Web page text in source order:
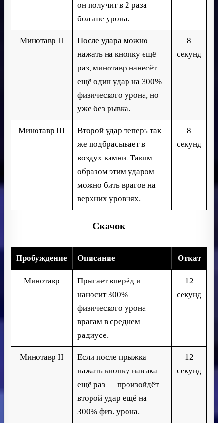
он получит в 2 раза
больше урона.
Минотавр II
После удара можно
нажать на кнопку ещё
раз, минотавр нанесёт
ещё один удар на 300%
физического урона, но
уже без рывка.
8
секунд
Минотавр III
Второй удар теперь так
же подбрасывает в
воздух камни. Таким
образом этим ударом
можно бить врагов на
верхних уровнях.
8
секунд
Скачок
Пробуждение Описание Откат
Минотавр
Прыгает вперёд и
наносит 300%
физического урона
врагам в среднем
радиусе.
12
секунд
Минотавр II
Если после прыжка
нажать кнопку навыка
ещё раз — произойдёт
второй удар ещё на
300% физ. урона.
12
секунд